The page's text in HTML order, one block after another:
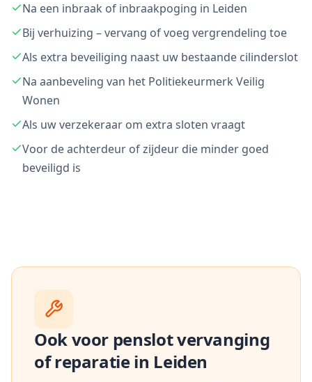
Na een inbraak of inbraakpoging in Leiden
Bij verhuizing – vervang of voeg vergrendeling toe
Als extra beveiliging naast uw bestaande cilinderslot
Na aanbeveling van het Politiekeurmerk Veilig
Wonen
Als uw verzekeraar om extra sloten vraagt
Voor de achterdeur of zijdeur die minder goed
beveiligd is
Ook voor penslot vervanging
of reparatie in Leiden